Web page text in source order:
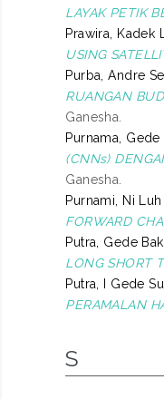
LAYAK PETIK
Prawira, Kadek
USING
Purba, Andre
RUANGAN
Ganesha.
Purnama, Gede
(CNNs)
Ganesha.
Purnami, Ni Luh
FORWARD
Putra, Gede
LONG SHORT
Putra, I Gede
PERAMALAN
S